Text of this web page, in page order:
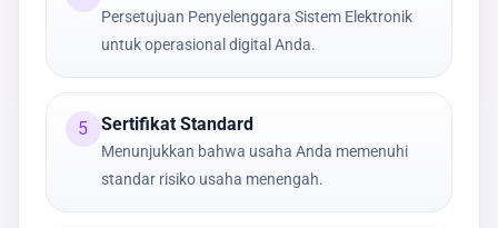
Persetujuan Penyelenggara Sistem Elektronik
untuk operasional digital Anda.
5 Sertifikat Standard
Menunjukkan bahwa usaha Anda memenuhi
standar risiko usaha menengah.